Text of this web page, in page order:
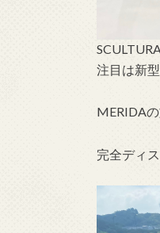
注目は新型
MERIDA
完全ディ